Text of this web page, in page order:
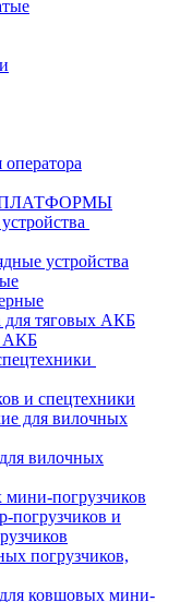
устройства
для тяговых АКБ
АКБ
и спецтехники
для вилочных
вилочных
погрузчиков
погрузчиков и
погрузчиков,
ковшовых мини-